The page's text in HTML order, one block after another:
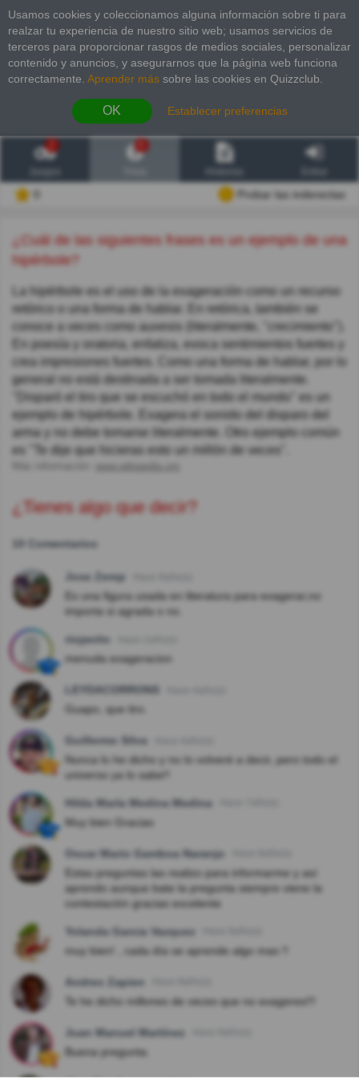
Usamos cookies y coleccionamos alguna información sobre ti para
realzar tu experiencia de nuestro sitio web; usamos servicios de
terceros para proporcionar rasgos de medios sociales, personalizar
contenido y anuncios, y asegurarnos que la página web funciona
correctamente. Aprender más sobre las cookies en Quizzclub.
OK Establecer preferencias
2
Probar las inderectas
¿Cuál de las siguientes frases es un ejemplo de una
hipérbole?
La hipérbole es el uso de la exageración como un recurso
retórico o una forma de hablar. En retórica, también se
conoce a veces como auxesis (literalmente, "crecimiento").
En poesía y oratoria, enfatiza, evoca sentimientos fuertes y
crea impresiones fuertes. Como una forma de hablar, por lo
general no está destinada a ser tomada literalmente.
"Disparó el tiro que se escuchó en todo el mundo" es un
ejemplo de hipérbole. Exagera el sonido del disparo del
arma y no debe tomarse literalmente. Otro ejemplo común
es "Te dije que hicieras esto un millón de veces".
www.wikipedia.org
¿Tienes algo que decir?
10 Comentarios
Jose Zerep
Es una figura usada en literatura para exagerar,no
importa si agrada o no.
riojanito
menuda exageracion
LEYDACORRONS
Guapo, que tiro.
Guillermo Silva
Nunca lo he dicho y no lo volveré a decir, pero todo el
universo ya lo sabe!!
Hilda María Medina Medina
Muy bien Gracias
Oscar Mario Gamboa Naranjo
Estas preguntas las realizo para informarme y así
aprendo aunque bate la pregunta siempre viene la
contestación gracias excelente
Yolanda Garcia Vazquez
muy bien! , cada día se aprende algo mas !!
Andres Zapien
Te he dicho millones de veces que no exageres!!!
Juan Manuel Martínez
Buena pregunta.